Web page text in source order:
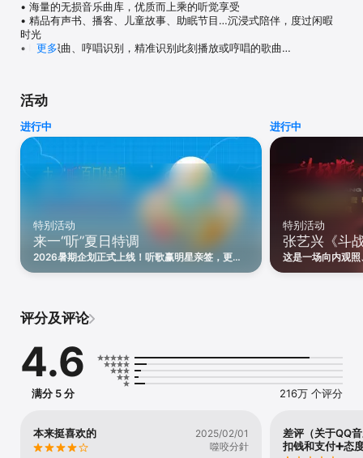
• 海量的无损音乐曲库，优质而上乘的听觉享受
• 精品有声书、播客、儿童故事、助眠节目…沉浸式陪伴，度过闲暇
时光
• 听歌识曲、哼唱识别，精准识别此刻播放或哼唱的歌曲
• 强大的搜索，歌手、专辑、歌单、MV、类型、歌词、拼音、语音多
------------------------------------------------------------------
-------------
主要功能：
【海量音乐】过亿正版无损品质曲库，你想听的都在这里
【全新发现】精选推荐音乐杂志和专栏，寻回最初遇见音乐的喜悦
【视频】多品质MV播放/下载，精彩短视频，音乐不仅是听见
【评论】一纸乐评，解读音乐灵魂。一席热评，交换音乐故事
【扫一扫】扫二维码、扫图识专辑，除了音乐扫出更多精彩
【专业音效】SuperSound专业的特色音效，智能识别场景音效，适
配百款耳机
【跑步电台】歌曲匹配步频，好友PK助跑，让跑步不再孤单
【明星直播】观看偶像、音乐人新鲜的直播内容
【歌手写真】高清大图轮播离爱豆更近，开放投稿安利你的爱豆
【翻译歌词】数十万首热门英日韩泰歌曲支持中文翻译
【听歌识曲】精准识别、歌词同步显示、立即下载
【车载互联】支持宝马、福特等车型的车载应用
------------------------------------------------------------------
更多
活动
进行中
特别活动
来一“听”夏日特调
2026暑期企划正式上线！听歌赢明星亲签，更有
进行中
特别活动
张艺兴《斗
这是一场向内观
评分及评论
4.6
满分 5 分 216万 个评分
本来挺喜欢的
2025/02/01
噬咬分針
差评（关于QQ
扣钱和支付➕态